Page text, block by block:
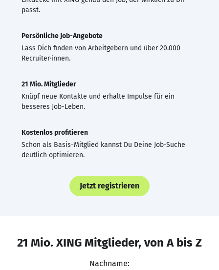
passt.
Persönliche Job-Angebote
Lass Dich finden von Arbeitgebern und über 20.000
Recruiter·innen.
21 Mio. Mitglieder
Knüpf neue Kontakte und erhalte Impulse für ein
besseres Job-Leben.
Kostenlos profitieren
Schon als Basis-Mitglied kannst Du Deine Job-Suche
deutlich optimieren.
Jetzt registrieren
21 Mio. XING Mitglieder, von A bis Z
Nachname: